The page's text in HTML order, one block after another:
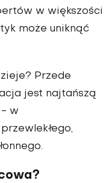
w większości
może uniknąć
Przede
jest najtańszą
- w